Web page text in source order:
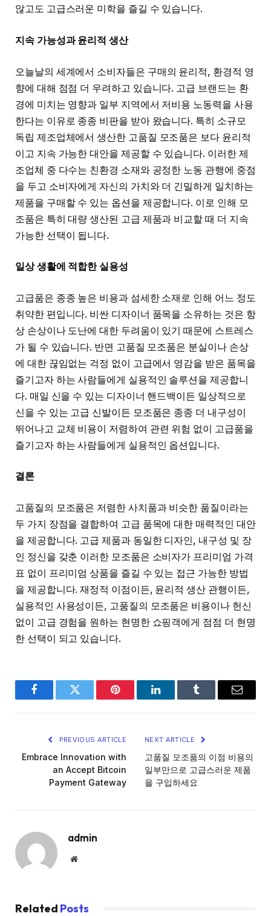
않고도 고급스러운 미학을 즐길 수 있습니다.
지속 가능성과 윤리적 생산
오늘날의 세계에서 소비자들은 구매의 윤리적, 환경적 영
향에 대해 점점 더 우려하고 있습니다. 고급 브랜드는 환
경에 미치는 영향과 일부 지역에서 저비용 노동력을 사용
한다는 이유로 종종 비판을 받아 왔습니다. 특히 소규모
독립 제조업체에서 생산한 고품질 모조품은 보다 윤리적
이고 지속 가능한 대안을 제공할 수 있습니다. 이러한 제
조업체 중 다수는 친환경 소재와 공정한 노동 관행에 중점
을 두고 소비자에게 자신의 가치와 더 긴밀하게 일치하는
제품을 구매할 수 있는 옵션을 제공합니다. 이로 인해 모
조품은 특히 대량 생산된 고급 제품과 비교할 때 더 지속
가능한 선택이 됩니다.
일상 생활에 적합한 실용성
고급품은 종종 높은 비용과 섬세한 소재로 인해 어느 정도
취약한 편입니다. 비싼 디자이너 품목을 소유하는 것은 항
상 손상이나 도난에 대한 두려움이 있기 때문에 스트레스
가 될 수 있습니다. 반면 고품질 모조품은 분실이나 손상
에 대한 끊임없는 걱정 없이 고급에서 영감을 받은 품목을
즐기고자 하는 사람들에게 실용적인 솔루션을 제공합니
다. 매일 신을 수 있는 디자이너 핸드백이든 일상적으로
신을 수 있는 고급 신발이든 모조품은 종종 더 내구성이
뛰어나고 교체 비용이 저렴하여 관련 위험 없이 고급품을
즐기고자 하는 사람들에게 실용적인 옵션입니다.
결론
고품질의 모조품은 저렴한 사치품과 비슷한 품질이라는
두 가지 장점을 결합하여 고급 품목에 대한 매력적인 대안
을 제공합니다. 고급 제품과 동일한 디자인, 내구성 및 장
인 정신을 갖춘 이러한 모조품은 소비자가 프리미엄 가격
표 없이 프리미엄 상품을 즐길 수 있는 접근 가능한 방법
을 제공합니다. 재정적 이점이든, 윤리적 생산 관행이든,
실용적인 사용성이든, 고품질의 모조품은 비용이나 헌신
없이 고급 경험을 원하는 현명한 쇼핑객에게 점점 더 현명
한 선택이 되고 있습니다.
FacebookTwitter Pinterest LinkedInTumblr Email
PREVIOUS ARTICLE
Embrace Innovation with
an Accept Bitcoin
Payment Gateway
NEXT ARTICLE
고품질 모조품의 이점 비용의
일부만으로 고급스러운 제품
을 구입하세요
admin
Website
Related Posts